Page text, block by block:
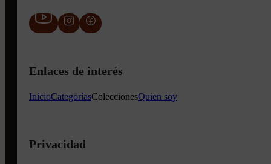
Enlaces de interés
InicioCategoríasColeccionesQuien soy
Privacidad